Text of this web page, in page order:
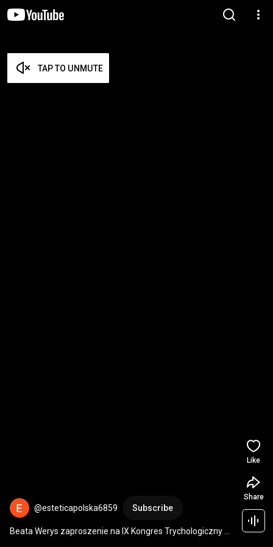
TAP TO UNMUTE
@esteticapolska6859 Subscribe
Beata Werys zaproszenie na IX Kongres Trychologiczny
Like
Share